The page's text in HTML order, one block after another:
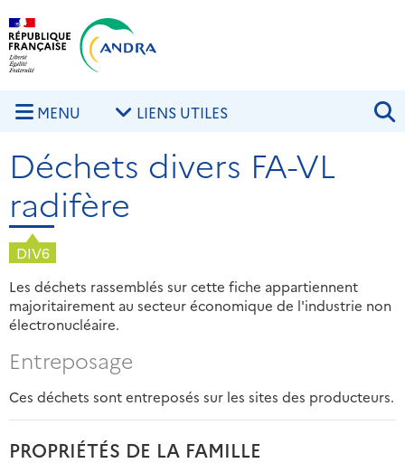
Aller au contenu principal
MENU LIENS UTILES
Déchets divers FA-VL
radifère
DIV6
Les déchets rassemblés sur cette fiche appartiennent
majoritairement au secteur économique de l'industrie non
électronucléaire.
Entreposage
Ces déchets sont entreposés sur les sites des producteurs.
PROPRIÉTÉS DE LA FAMILLE